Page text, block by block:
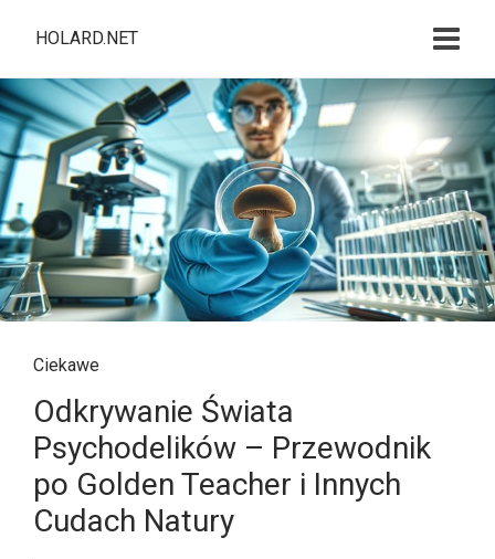
HOLARD.NET
Ciekawe
Odkrywanie Świata
Psychodelików – Przewodnik
po Golden Teacher i Innych
Cudach Natury